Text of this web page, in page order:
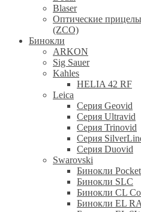
Blaser
Оптические
(ZCO)
Бинокли
ARKON
Sig Sauer
Kahles
HELIA 42 RF
Leica
Серия Geovid
Серия Ultravid
Серия Trinovid
Серия
Серия Duovid
Swarovski
Бинокли Pocket
Бинокли SLC
Бинокли CL
Бинокли EL